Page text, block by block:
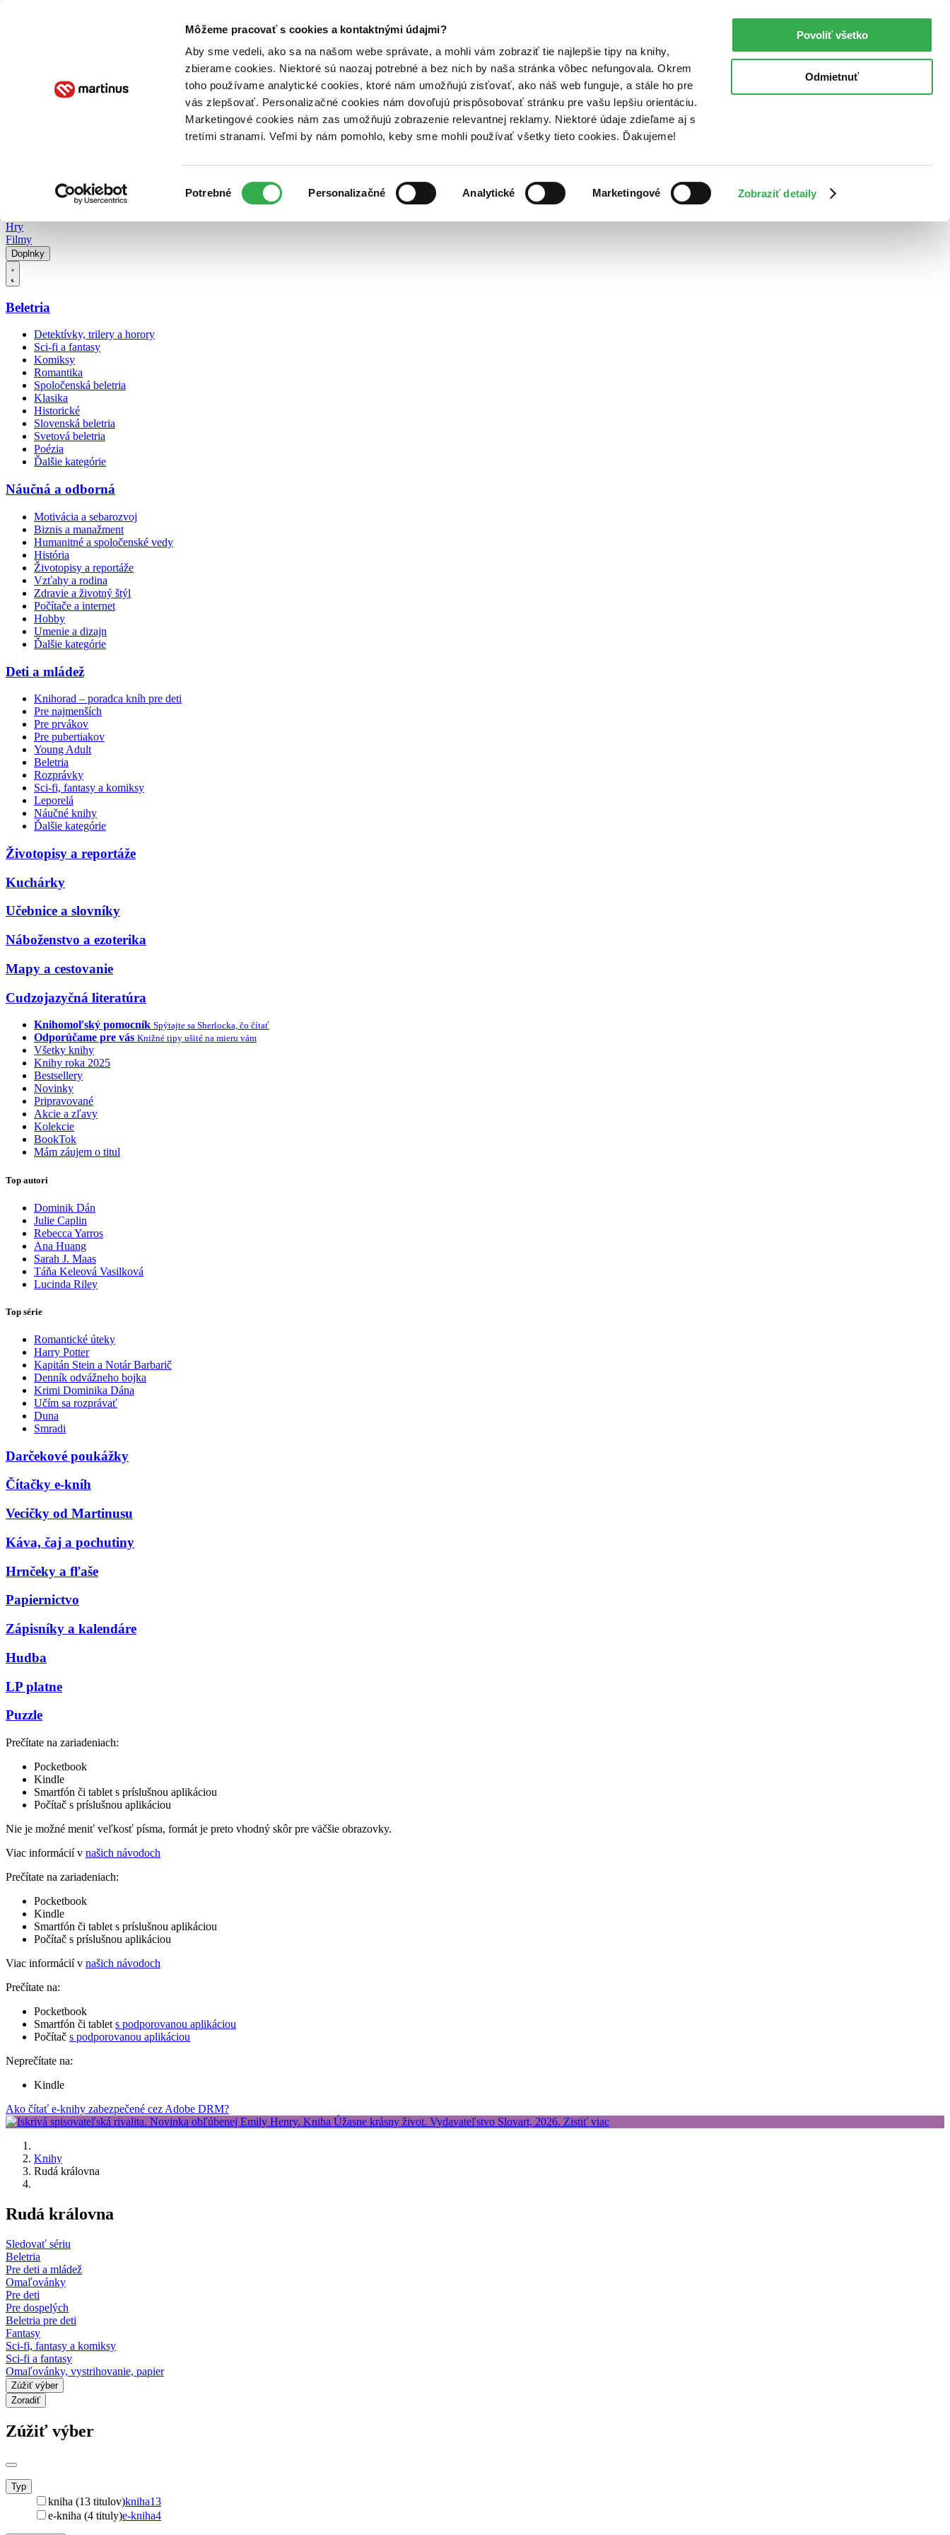
Môžeme pracovať s cookies a kontaktnými údajmi?
Aby sme vedeli, ako sa na našom webe správate, a mohli vám zobraziť tie najlepšie tipy na knihy,
zbierame cookies. Niektoré sú naozaj potrebné a bez nich by naša stránka vôbec nefungovala. Okrem
toho používame analytické cookies, ktoré nám umožňujú zisťovať, ako náš web funguje, a stále ho pre
vás zlepšovať. Personalizačné cookies nám dovoľujú prispôsobovať stránku pre vašu lepšiu orientáciu.
Marketingové cookies nám zas umožňujú zobrazenie relevantnej reklamy. Niektoré údaje zdieľame aj s
tretími stranami. Veľmi by nám pomohlo, keby sme mohli používať všetky tieto cookies. Ďakujeme!
súhlasu
Potrebné Personalizačné Analytické Marketingové Zobraziť detaily
Povoliť všetko
Odmietnuť
Poukážky Kontakt
Hry
Filmy
Doplnky
Beletria
Detektívky, trilery a horory
Sci-fi a fantasy
Komiksy
Romantika
Spoločenská beletria
Klasika
Historické
Slovenská beletria
Svetová beletria
Poézia
Ďalšie kategórie
Náučná a odborná
Motivácia a sebarozvoj
Biznis a manažment
Humanitné a spoločenské vedy
História
Životopisy a reportáže
Vzťahy a rodina
Zdravie a životný štýl
Počítače a internet
Hobby
Umenie a dizajn
Ďalšie kategórie
Deti a mládež
Knihorad – poradca kníh pre deti
Pre najmenších
Pre prvákov
Pre pubertiakov
Young Adult
Beletria
Rozprávky
Sci-fi, fantasy a komiksy
Leporelá
Náučné knihy
Ďalšie kategórie
Životopisy a reportáže
Kuchárky
Učebnice a slovníky
Náboženstvo a ezoterika
Mapy a cestovanie
Cudzojazyčná literatúra
Knihomoľský pomocník Spýtajte sa Sherlocka, čo čítať
Odporúčame pre vás Knižné tipy ušité na mieru vám
Všetky knihy
Knihy roka 2025
Bestsellery
Novinky
Pripravované
Akcie a zľavy
Kolekcie
BookTok
Mám záujem o titul
Top autori
Dominik Dán
Julie Caplin
Rebecca Yarros
Ana Huang
Sarah J. Maas
Táňa Keleová Vasilková
Lucinda Riley
Top série
Romantické úteky
Harry Potter
Kapitán Stein a Notár Barbarič
Denník odvážneho bojka
Krimi Dominika Dána
Učím sa rozprávať
Duna
Smradi
Darčekové poukážky
Čítačky e-kníh
Vecičky od Martinusu
Káva, čaj a pochutiny
Hrnčeky a fľaše
Papiernictvo
Zápisníky a kalendáre
Hudba
LP platne
Puzzle
Prečítate na zariadeniach:
Pocketbook
Kindle
Smartfón či tablet s príslušnou aplikáciou
Počítač s príslušnou aplikáciou
Nie je možné meniť veľkosť písma, formát je preto vhodný skôr pre väčšie obrazovky.
Viac informácií v našich návodoch
Prečítate na zariadeniach:
Pocketbook
Kindle
Smartfón či tablet s príslušnou aplikáciou
Počítač s príslušnou aplikáciou
Viac informácií v našich návodoch
Prečítate na:
Pocketbook
Smartfón či tablet s podporovanou aplikáciou
Počítač s podporovanou aplikáciou
Neprečítate na:
Kindle
Ako čítať e-knihy zabezpečené cez Adobe DRM?
Knihy
Rudá královna
Rudá královna
Sledovať sériu
Beletria
Pre deti a mládež
Omaľovánky
Pre deti
Pre dospelých
Beletria pre deti
Fantasy
Sci-fi, fantasy a komiksy
Sci-fi a fantasy
Omaľovánky, vystrihovanie, papier
Zúžiť výber
Zoradiť
Zúžiť výber
Typ
kniha (13 titulov)kniha13
e-kniha (4 tituly)e-kniha4